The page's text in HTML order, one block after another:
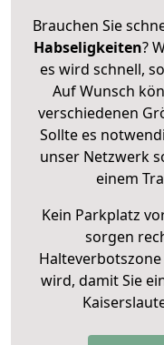
Brauchen Sie
Habseligkeiten?
es wird schnell,
Auf Wunsch
verschiedenen
Sollte es
unser Netzwerk
einem
Kein Parkplatz
sorgen
wird, damit Sie